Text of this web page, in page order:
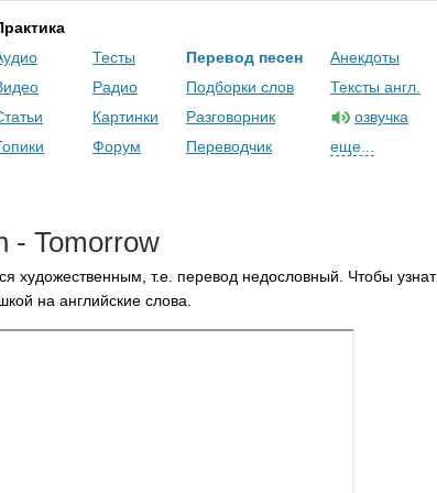
Тесты
Радио
Картинки
Форум
Перевод песен
Подборки слов
Разговорник
Переводчик
Анекдоты
Тексты англ.
озвучка
еще...
- Tomorrow
художественным, т.е. перевод недословный. Чтобы
на английские слова.